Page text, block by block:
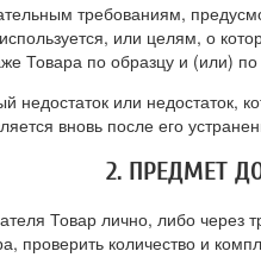
требованиям,
или целям, о
Товара по образцу и (или)
недостаток или недостаток,
вновь после его
2. ПРЕДМЕТ
Товар лично, либо через
проверить количество и